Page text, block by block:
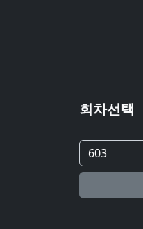
회차선택